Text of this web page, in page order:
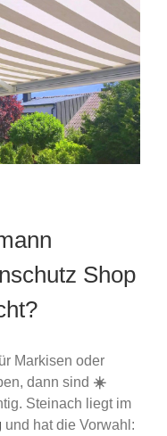
Shop
Markisen oder
dann sind ☀️
Steinach liegt im
und hat die Vorwahl: